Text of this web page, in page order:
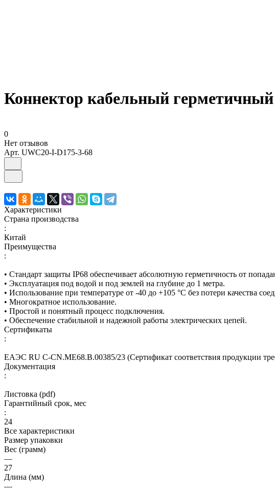
Коннектор кабельный
0
Нет отзывов
Арт. UWC20-I-D175-3-68
Характеристики
Страна производства
:
Китай
Преимущества
:
• Стандарт защиты IP68 обеспечивает абсолютную герметичность от
• Эксплуатация под водой и под землей на глубине до 1 метра.
• Использование при температуре от -40 до +105 °C без потери качества
• Многократное использование.
• Простой и понятный процесс подключения.
• Обеспечение стабильной и надежной работы электрических цепей.
Сертификаты
:
ЕАЭС RU С-CN.МЕ68.В.00385/23 (Сертификат соответствия продукции
Документация
:
Листовка (pdf)
Гарантийный срок, мес
:
24
Все характеристики
Размер упаковки
Вес (грамм)
—
27
Длина (мм)
—